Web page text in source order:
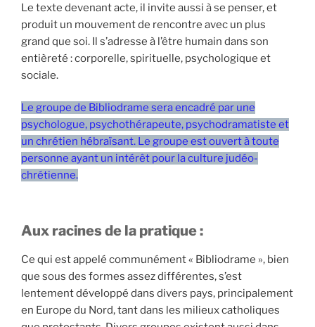
Le texte devenant acte, il invite aussi à se penser, et
produit un mouvement de rencontre avec un plus
grand que soi. Il s’adresse à l’être humain dans son
entièreté : corporelle, spirituelle, psychologique et
sociale.
Le groupe de Bibliodrame sera encadré par une
psychologue, psychothérapeute, psychodramatiste et
un chrétien hébraïsant. Le groupe est ouvert à toute
personne ayant un intérêt pour la culture judéo-
chrétienne.
Aux racines de la pratique :
Ce qui est appelé communément « Bibliodrame », bien
que sous des formes assez différentes, s’est
lentement développé dans divers pays, principalement
en Europe du Nord, tant dans les milieux catholiques